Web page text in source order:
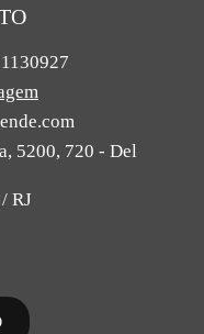
5200, 720 - Del
RJ